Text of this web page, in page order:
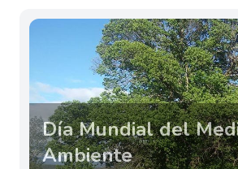
Día Mundial del
Ambiente